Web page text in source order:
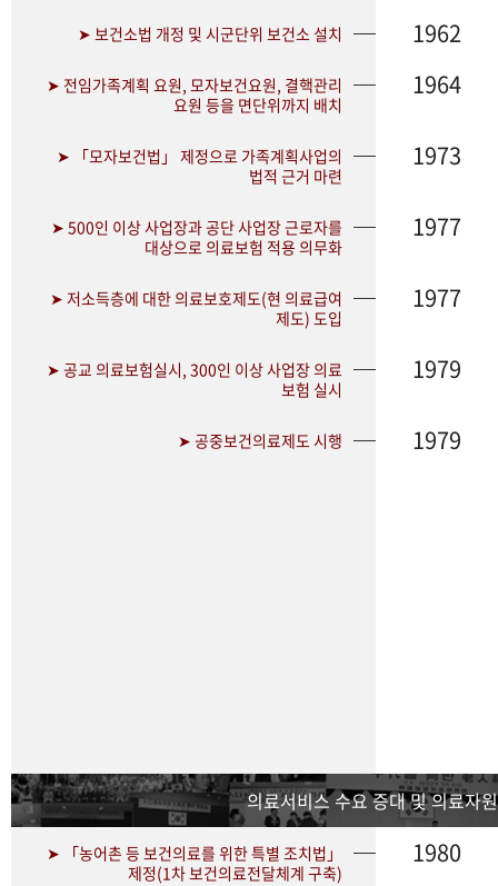
➤ 보건소법 개정 및 시군단위 보건소 설치 1962
➤ 전임가족계획 요원, 모자보건요원, 결핵관리
요원 등을 면단위까지 배치
1964
➤ 「모자보건법」 제정으로 가족계획사업의
법적 근거 마련
1973
➤ 500인 이상 사업장과 공단 사업장 근로자를
대상으로 의료보험 적용 의무화
1977
➤ 저소득층에 대한 의료보호제도(현 의료급여
제도) 도입
1977
➤ 공교 의료보험실시, 300인 이상 사업장 의료
보험 실시
1979
➤ 공중보건의료제도 시행 1979
의료서비스 수요 증대 및 의료자
➤ 「농어촌 등 보건의료를 위한 특별 조치법」
제정(1차 보건의료전달체계 구축)
1980